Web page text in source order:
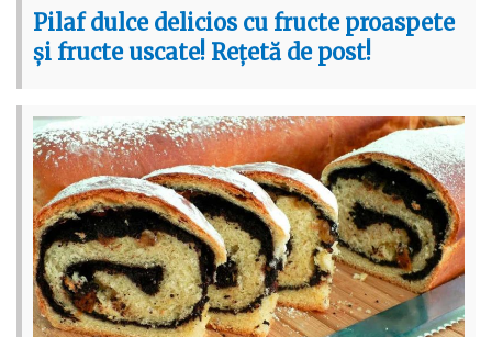
Pilaf dulce delicios cu fructe proaspete
și fructe uscate! Rețetă de post!